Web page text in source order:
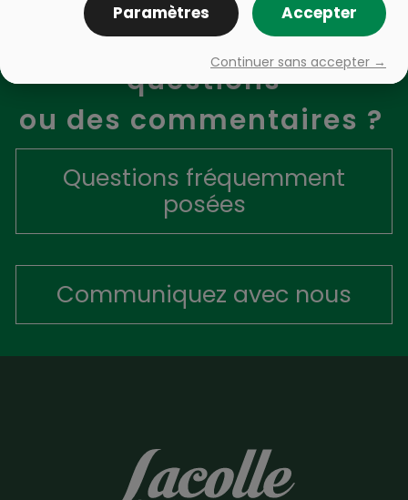
Vous avez des
questions
ou des commentaires ?
Questions fréquemment
posées
Communiquez avec nous
Paramètres Accepter
Continuer sans accepter →